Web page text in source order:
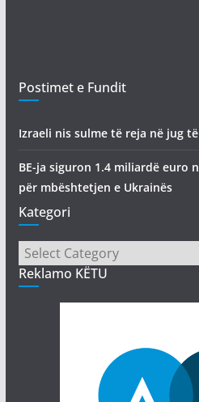
Postimet e Fundit
Izraeli nis sulme të reja në jug
BE-ja siguron 1.4 miliardë euro
për mbështetjen e Ukrainës
Kategori
Kategori
Reklamo KËTU